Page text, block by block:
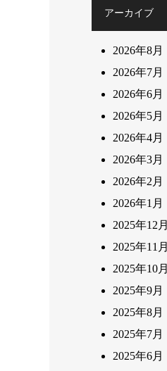
アーカイブ
2026年8月
2026年7月
2026年6月
2026年5月
2026年4月
2026年3月
2026年2月
2026年1月
2025年12月
2025年11月
2025年10月
2025年9月
2025年8月
2025年7月
2025年6月